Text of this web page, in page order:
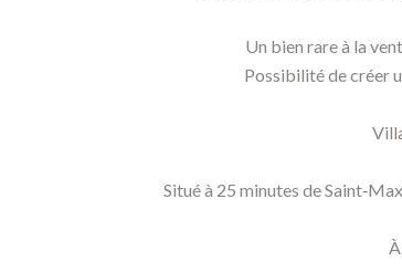
Un bien rare à la
Possibilité de créer
Situé à 25 minutes de